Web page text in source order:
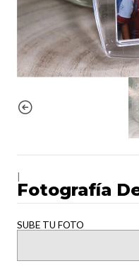
Fotografía
SUBE TU FOTO